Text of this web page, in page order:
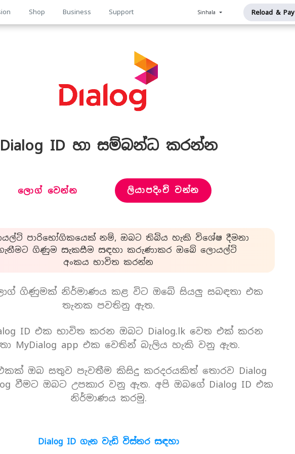
Shop Business Support Sinhala Reload & Pay
Dialog ID හා සම්බන්ධ කරන්න
ලොග් වෙන්න ලියාපදිංචි වන්න
පාරිභෝගිකයෙක් නම්, ඔබට තිබිය හැකි විශේෂ දීමනා
ගිණුම සැකසීම සඳහා කරුණාකර ඔබේ ලොයල්ටි
අංකය භාවිත කරන්න
ගිණුමක් නිර්මාණය කළ විට ඔබේ සියලු සබඳතා එක
තැනක පවතිනු ඇත.
ID එක භාවිත කරන ඔබට Dialog.lk වෙත එක් කරන
MyDialog app එක වෙතින් බැලිය හැකි වනු ඇත.
එකක් ඔබ සතුව පැවතීම කිසිදු කරදරයකිත් තොරව Dialog
වීමට ඔබට උපකාර වනු ඇත. අපි ඔබගේ Dialog ID එක
නිර්මාණය කරමු.
Dialog ID ගැන වැඩි විස්තර සඳහා